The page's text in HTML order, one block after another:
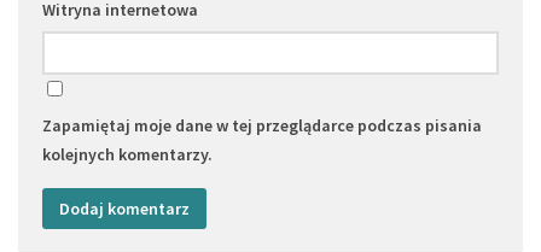
Witryna internetowa
Zapamiętaj moje dane w tej przeglądarce podczas pisania
kolejnych komentarzy.